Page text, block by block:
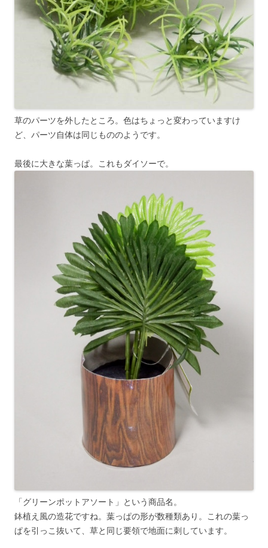
草のパーツを外したところ。色はちょっと変わっていますけ
ど、パーツ自体は同じもののようです。
最後に大きな葉っぱ。これもダイソーで。
「グリーンポットアソート」という商品名。
鉢植え風の造花ですね。葉っぱの形が数種類あり。これの葉っ
ぱを引っこ抜いて、草と同じ要領で地面に刺しています。